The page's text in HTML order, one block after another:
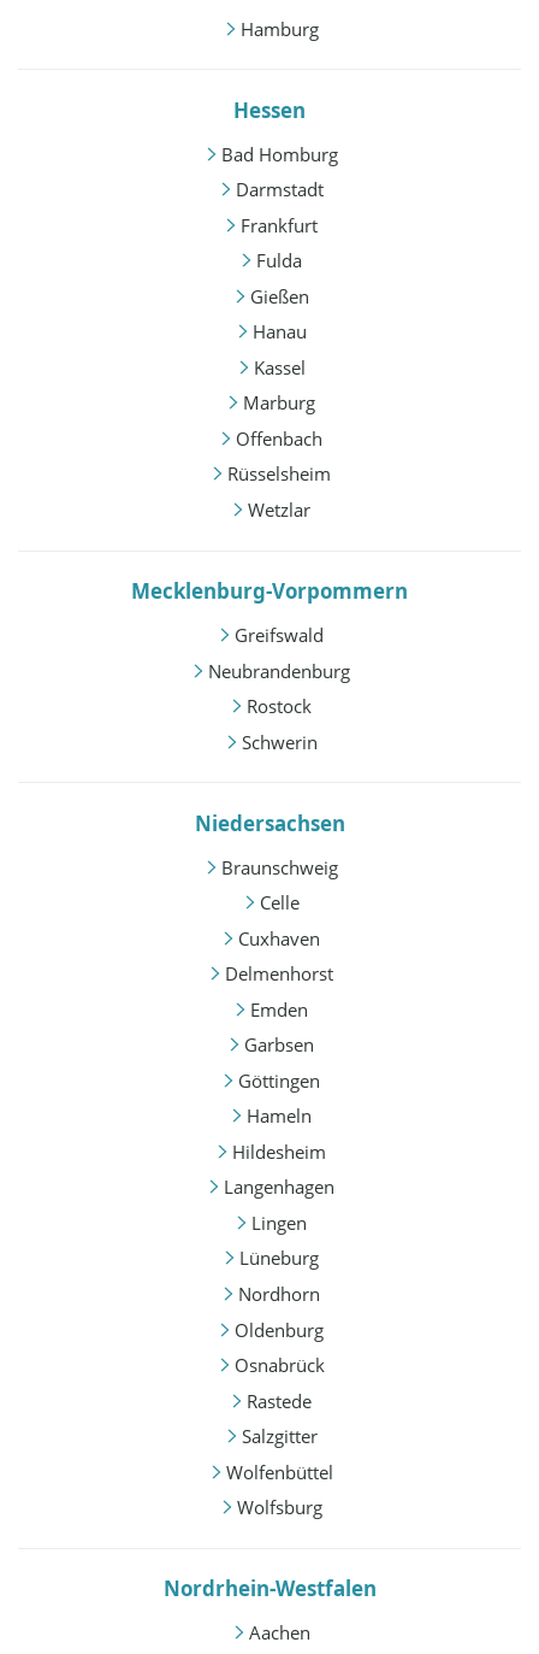
Hamburg
Hessen
Bad Homburg
Darmstadt
Frankfurt
Fulda
Gießen
Hanau
Kassel
Marburg
Offenbach
Rüsselsheim
Wetzlar
Mecklenburg-Vorpommern
Greifswald
Neubrandenburg
Rostock
Schwerin
Niedersachsen
Braunschweig
Celle
Cuxhaven
Delmenhorst
Emden
Garbsen
Göttingen
Hameln
Hildesheim
Langenhagen
Lingen
Lüneburg
Nordhorn
Oldenburg
Osnabrück
Rastede
Salzgitter
Wolfenbüttel
Wolfsburg
Nordrhein-Westfalen
Aachen